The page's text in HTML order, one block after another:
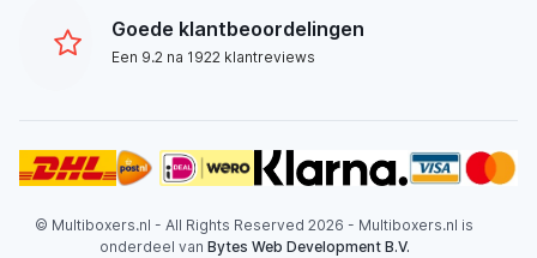
Goede klantbeoordelingen
Een 9.2 na 1922 klantreviews
© Multiboxers.nl - All Rights Reserved 2026 - Multiboxers.nl is
onderdeel van Bytes Web Development B.V.